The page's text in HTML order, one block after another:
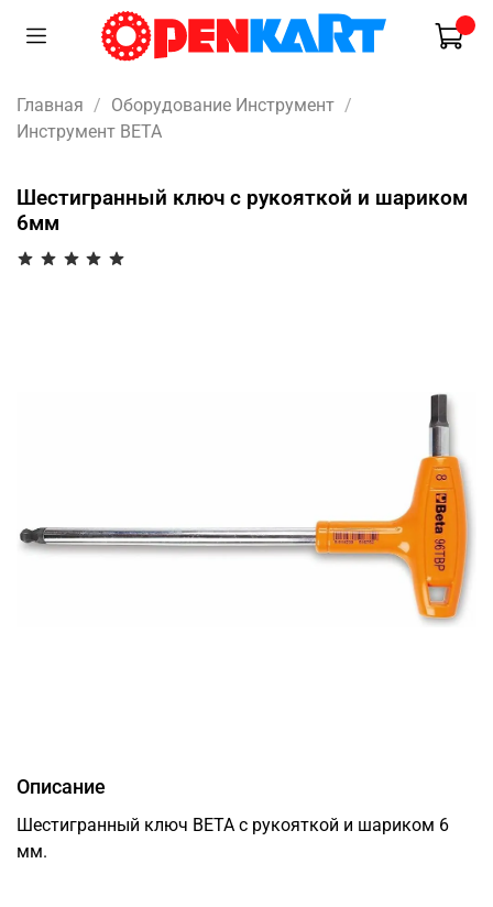
Главная
Оборудование Инструмент
Инструмент BETA
Шестигранный ключ с рукояткой и шариком
6мм
Описание
Шестигранный ключ BETA с рукояткой и шариком 6
мм.